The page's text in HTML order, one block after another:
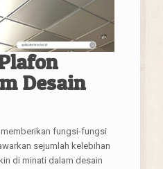
Desain
fungsi-fungsi
sejumlah kelebihan
di minati dalam desain